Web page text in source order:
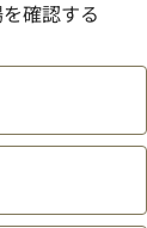
確認する